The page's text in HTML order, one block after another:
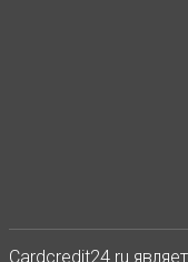
Сardcredit24.ru